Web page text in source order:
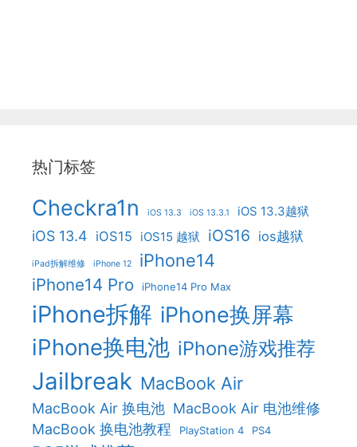
热门标签
Checkra1n iOS 13.3 iOS 13.3.1 iOS 13.3越狱
iOS 13.4 iOS15 iOS15 越狱 iOS16 ios越狱
iPad拆解维修 iPhone 12 iPhone14
iPhone14 Pro iPhone14 Pro Max
iPhone拆解 iPhone换屏幕
iPhone换电池 iPhone游戏推荐
Jailbreak MacBook Air
MacBook Air 换电池 MacBook Air 电池维修
MacBook 换电池教程
PlayStation 4 PS4